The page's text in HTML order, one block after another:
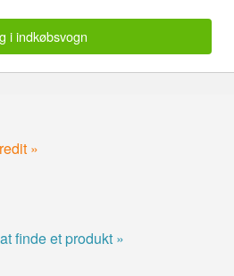
i indkøbsvogn
»
finde et produkt »